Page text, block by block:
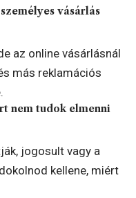
vásárlás
az online vásárlásnál
más reklamációs
nem tudok elmenni
jogosult vagy a
kellene, miért